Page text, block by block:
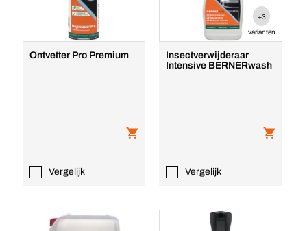
Ontvetter Pro Premium
Vergelijk
+3
varianten
Insectverwijderaar
Intensive BERNERwash
Vergelijk